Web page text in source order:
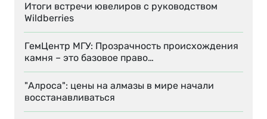
Итоги встречи ювелиров с руководством
Wildberries
ГемЦентр МГУ: Прозрачность происхождения
камня – это базовое право…
"Алроса": цены на алмазы в мире начали
восстанавливаться